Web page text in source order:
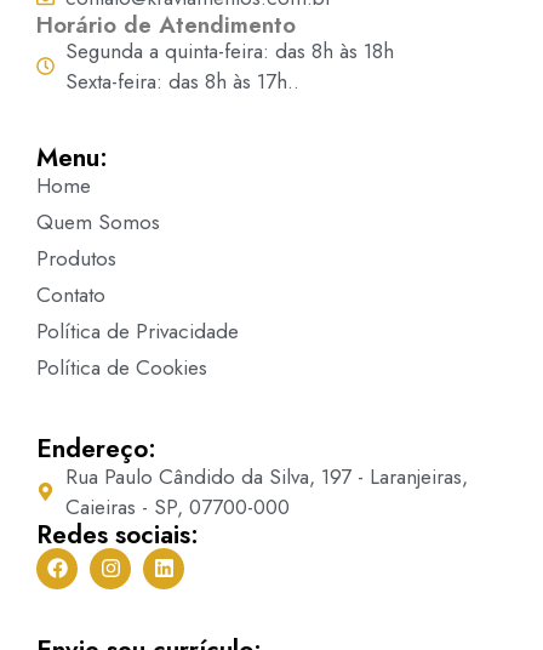
Horário de Atendimento
Segunda a quinta-feira: das 8h às 18h
Sexta-feira: das 8h às 17h..
Menu:
Home
Quem Somos
Produtos
Contato
Política de Privacidade
Política de Cookies
Endereço:
Rua Paulo Cândido da Silva, 197 - Laranjeiras,
Caieiras - SP, 07700-000
Redes sociais: